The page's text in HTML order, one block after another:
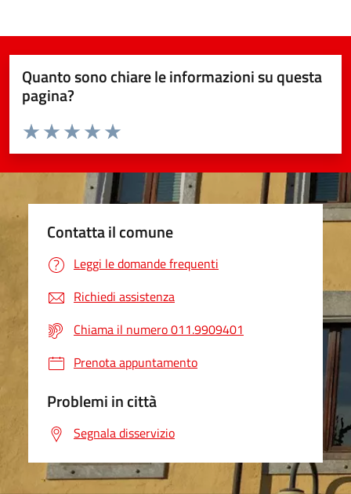
Quanto sono chiare le informazioni su questa
pagina?
Valuta da 1 a 5 stelle la pagina
Valuta 5 stelle su 5
Valuta 4 stelle su 5
Valuta 3 stelle su 5
Valuta 2 stelle su 5
Valuta 1 stelle su 5
Contatta il comune
Leggi le domande frequenti
Richiedi assistenza
Chiama il numero 011.9909401
Prenota appuntamento
Problemi in città
Segnala disservizio